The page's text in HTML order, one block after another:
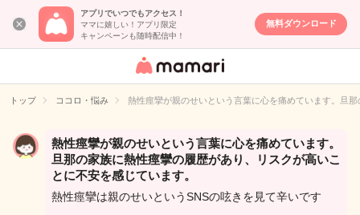
アプリでいつでもアクセス！
ママに嬉しい！アプリ限定
キャンペーンも随時配信中！
無料ダウンロード
女性専用匿名QA
イト
トップ ココロ・悩み 熱性痙攣が親のせいという言葉に心を痛めています。旦
熱性痙攣が親のせいという言葉に心を痛めています。
旦那の家族に熱性痙攣の履歴があり、リスクが高いこ
とに不安を感じています。
熱性痙攣は親のせいというSNSの呟きを見て辛いです